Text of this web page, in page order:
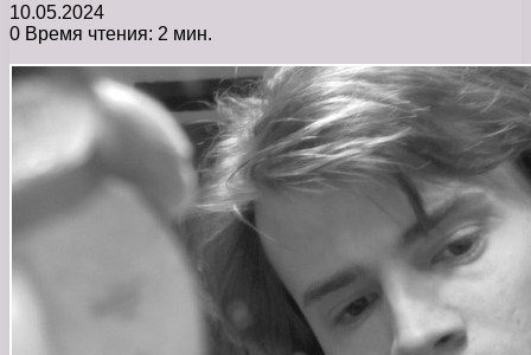
10.05.2024
0 Время чтения: 2 мин.